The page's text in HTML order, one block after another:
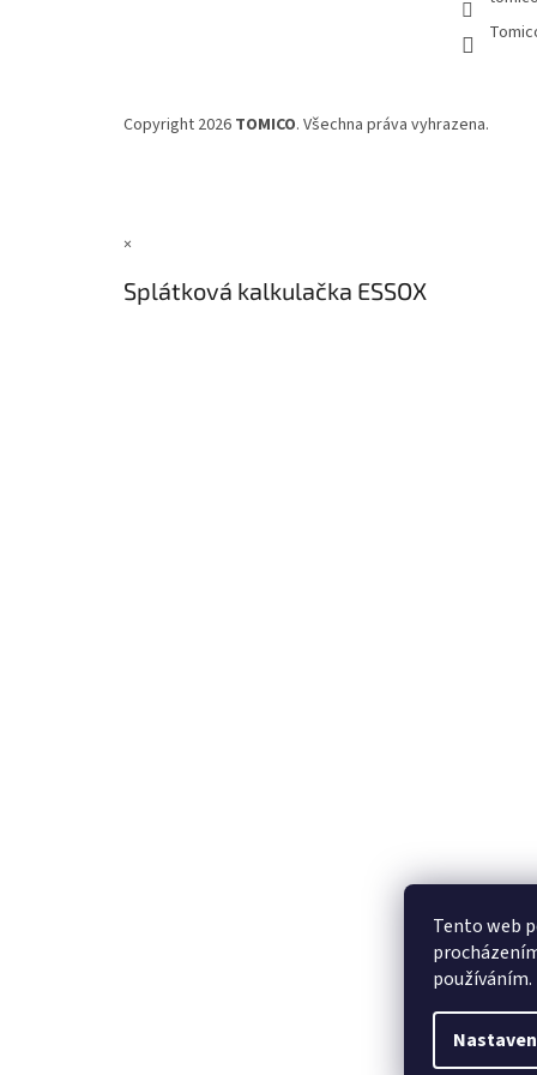
Tento web
používáním.
Copyright 2026 TOMICO. Všechna práva vyhrazena.
×
Splátková kalkulačka ESSOX